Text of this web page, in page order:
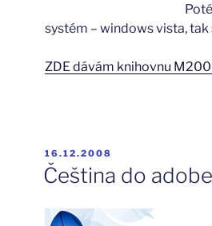
systém – windows vista, tak
ZDE dávám knihovnu
PUBLIKOVÁNO
16.12.2008
Čeština do